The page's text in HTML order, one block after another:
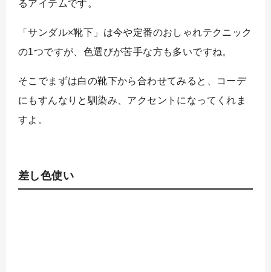
るアイテムです。
「サンダル×靴下」は今や定番のおしゃれテクニック
の1つですが、色選びが苦手な方も多いですね。
そこでまずは白の靴下から合わせてみると、コーデ
にもすんなりと馴染み、アクセントになってくれま
すよ。
差し色使い